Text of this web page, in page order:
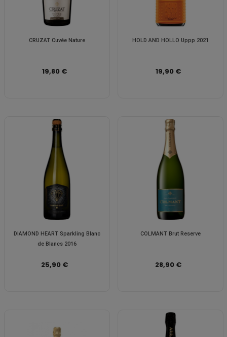
CRUZAT Cuvée Nature
19,80 €
HOLD AND HOLLO Uppp 2021
19,90 €
DIAMOND HEART Sparkling Blanc
de Blancs 2016
25,90 €
COLMANT Brut Reserve
28,90 €